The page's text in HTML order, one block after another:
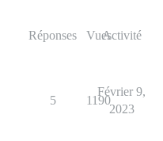
Réponses VuesActivité
5 1190
Février 9,
2023